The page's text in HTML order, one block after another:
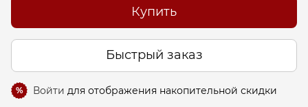
Купить
Быстрый заказ
% Войти для отображения накопительной скидки